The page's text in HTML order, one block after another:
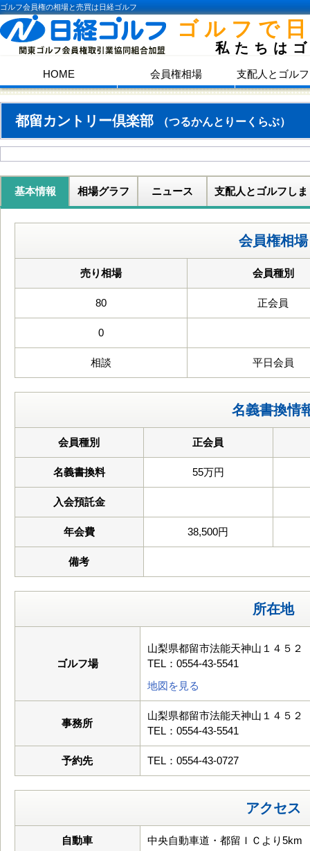
ゴルフ会員権の相場と売買は日経ゴルフ
ゴルフで
私たちは
HOME 会員権相場 支配人とゴル
都留カントリー倶楽部 （つるかんとりーくらぶ）
基本情報 相場グラフ ニュース 支配人とゴルフしま
会員権相場
売り相場 会員種別
80 正会員
0
相談 平日会員
名義書換情
会員種別 正会員
名義書換料 55万円
入会預託金
年会費 38,500円
備考
所在地
ゴルフ場
山梨県都留市法能天神山１４５２
TEL：0554-43-5541
地図を見る
事務所
山梨県都留市法能天神山１４５２
TEL：0554-43-5541
予約先 TEL：0554-43-0727
アクセス
自動車 中央自動車道・都留ＩＣより5km